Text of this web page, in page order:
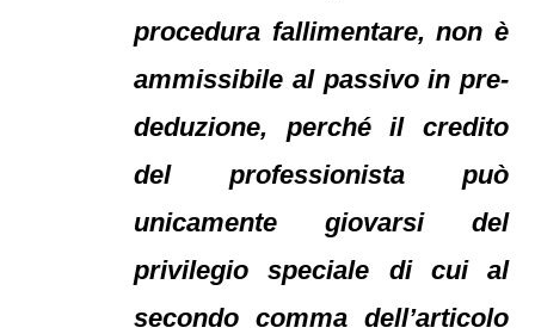
procedura fallimentare, non è
ammissibile al passivo in pre-
deduzione, perché il credito
del professionista può
unicamente giovarsi del
privilegio speciale di cui al
secondo comma dell’articolo